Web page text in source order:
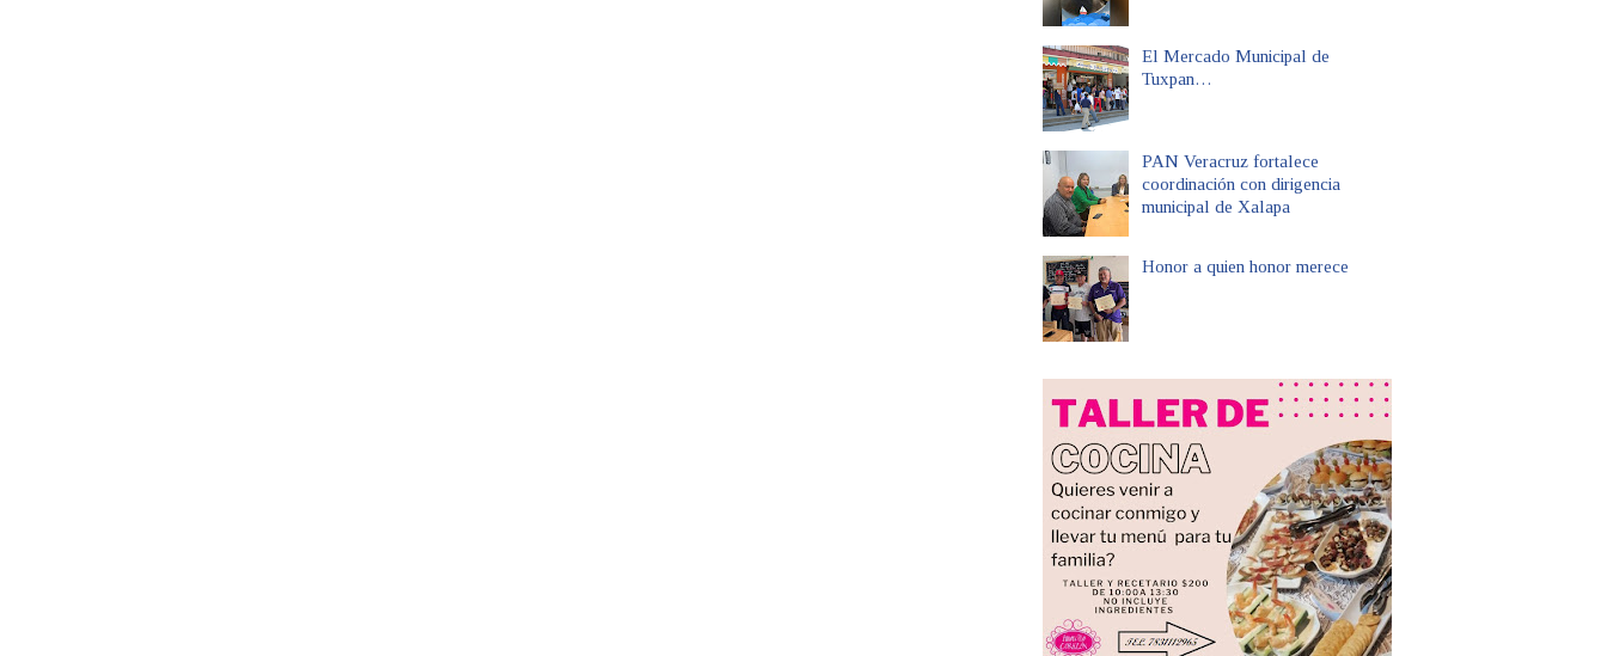
El Mercado Municipal de
Tuxpan…
PAN Veracruz fortalece
coordinación con dirigencia
municipal de Xalapa
Honor a quien honor merece